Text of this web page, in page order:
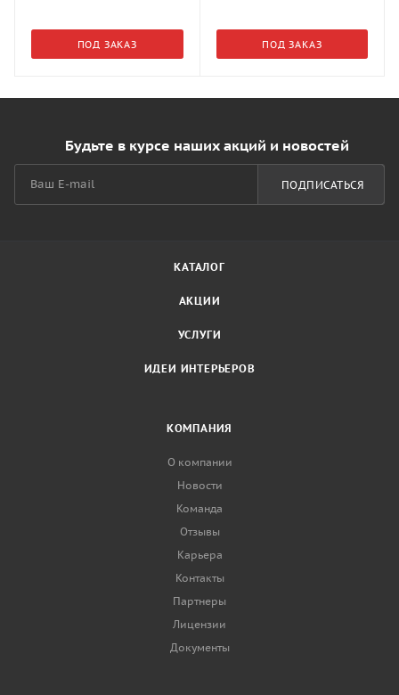
ПОД ЗАКАЗ ПОД ЗАКАЗ
Будьте в курсе наших акций и новостей
ПОДПИСАТЬСЯ
КАТАЛОГ
АКЦИИ
УСЛУГИ
ИДЕИ ИНТЕРЬЕРОВ
КОМПАНИЯ
О компании
Новости
Команда
Отзывы
Карьера
Контакты
Партнеры
Лицензии
Документы